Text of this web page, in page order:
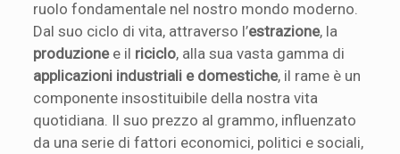
ruolo fondamentale nel nostro mondo moderno.
Dal suo ciclo di vita, attraverso l’estrazione, la
produzionee il riciclo, alla sua vasta gamma di
applicazioni industriali e domestiche, il rame è un
componente insostituibile della nostra vita
quotidiana. Il suo prezzo al grammo, influenzato
da una serie di fattori economici, politici e sociali,